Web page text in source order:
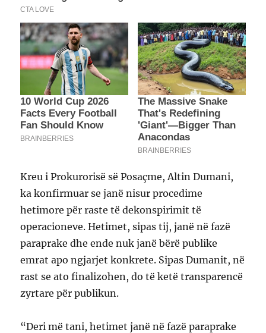
Kreu i Prokurorisë së Posaçme, Altin Dumani,
ka konfirmuar se janë nisur procedime
hetimore për raste të dekonspirimit të
operacioneve. Hetimet, sipas tij, janë në fazë
paraprake dhe ende nuk janë bërë publike
emrat apo ngjarjet konkrete. Sipas Dumanit, në
rast se ato finalizohen, do të ketë transparencë
zyrtare për publikun.
“Deri më tani, hetimet janë në fazë paraprake